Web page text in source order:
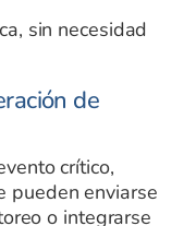
sin necesidad
de
crítico,
pueden enviarse
o integrarse